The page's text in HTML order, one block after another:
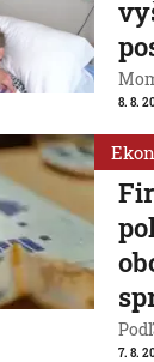
8. 8.
7. 8.